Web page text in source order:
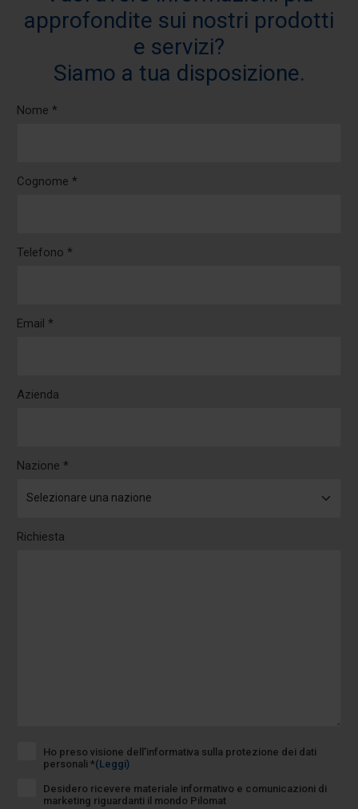
approfondite sui nostri prodotti
e servizi?
Siamo a tua disposizione.
Nome *
Cognome *
Telefono *
Email *
Azienda
Nazione *
Richiesta
Ho preso visione dell’informativa sulla protezione dei dati
personali *(Leggi)
Desidero ricevere materiale informativo e comunicazioni di
marketing riguardanti il mondo Pilomat